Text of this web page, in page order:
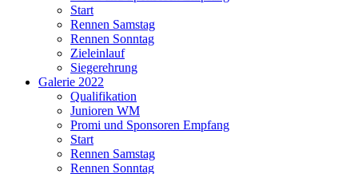
Start
Rennen Samstag
Rennen Sonntag
Zieleinlauf
Siegerehrung
Galerie 2022
Qualifikation
Junioren WM
Promi und Sponsoren Empfang
Start
Rennen Samstag
Rennen Sonntag